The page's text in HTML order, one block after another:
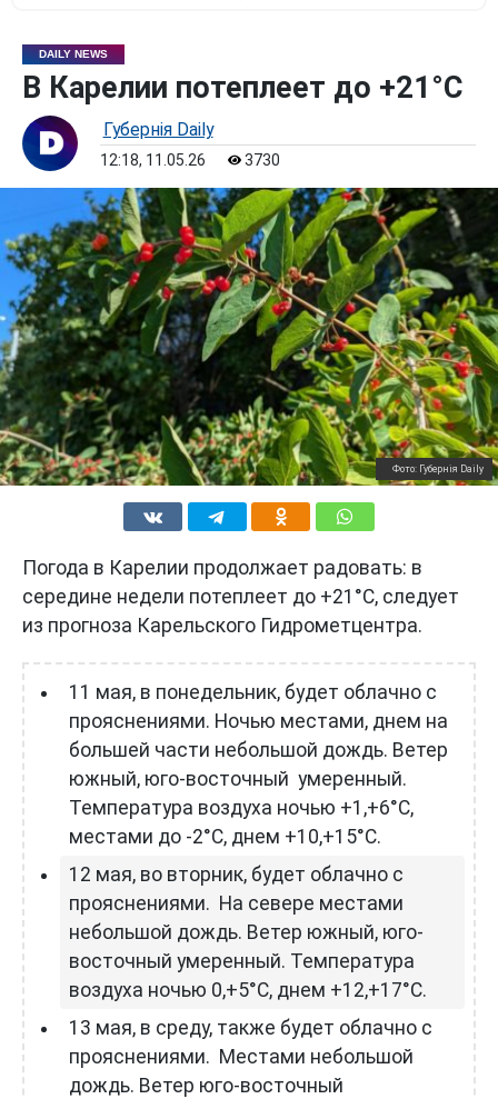
DAILY NEWS
В Карелии потеплеет до +21°С
Губернiя Daily
12:18, 11.05.26 3730
Фото: Губернiя Daily
Погода в Карелии продолжает радовать: в
середине недели потеплеет до +21°С, следует
из прогноза Карельского Гидрометцентра.
11 мая, в понедельник, будет облачно с
прояснениями. Ночью местами, днем на
большей части небольшой дождь. Ветер
южный, юго-восточный умеренный.
Температура воздуха ночью +1,+6°С,
местами до -2°С, днем +10,+15°С.
12 мая, во вторник, будет облачно с
прояснениями. На севере местами
небольшой дождь. Ветер южный, юго-
восточный умеренный. Температура
воздуха ночью 0,+5°С, днем +12,+17°С.
13 мая, в среду, также будет облачно с
прояснениями. Местами небольшой
дождь. Ветер юго-восточный